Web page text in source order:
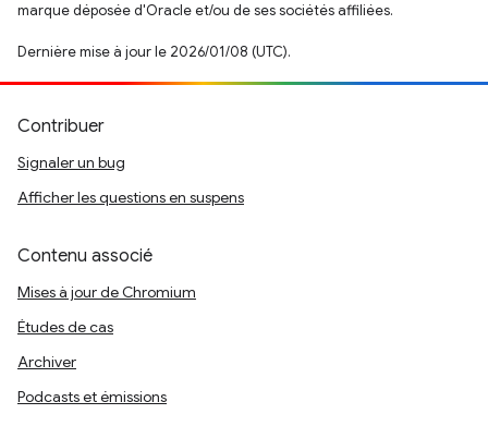
marque déposée d'Oracle et/ou de ses sociétés affiliées.
Dernière mise à jour le 2026/01/08 (UTC).
Contribuer
Signaler un bug
Afficher les questions en suspens
Contenu associé
Mises à jour de Chromium
Études de cas
Archiver
Podcasts et émissions